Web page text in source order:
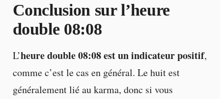
Conclusion sur l’heure
double 08:08
L’heure double 08:08 est un indicateur positif,
comme c’est le cas en général. Le huit est
généralement lié au karma, donc si vous